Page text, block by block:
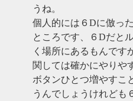
うね。
個人的には６Dに倣っ
ところです、６Dだと
く場所にあるもんです
関しては確かにやりや
ボタンひとつ増やすこ
うんでしょうけれども